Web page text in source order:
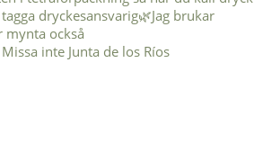
inte Junta de los Ríos